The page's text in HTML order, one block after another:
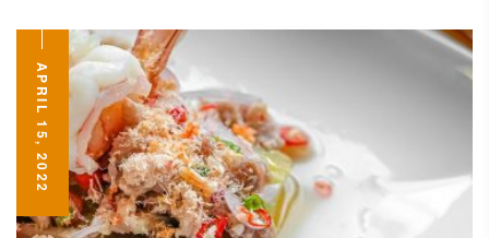
APRIL 15, 2022